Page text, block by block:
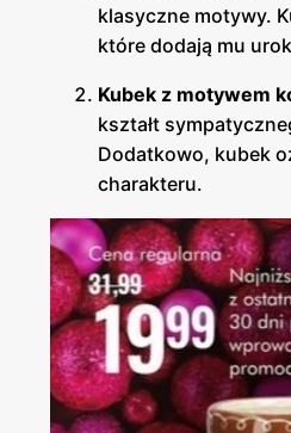
klasyczne motywy.
które dodają mu
Kubek z motywem
kształt
Dodatkowo, kubek
charakteru.